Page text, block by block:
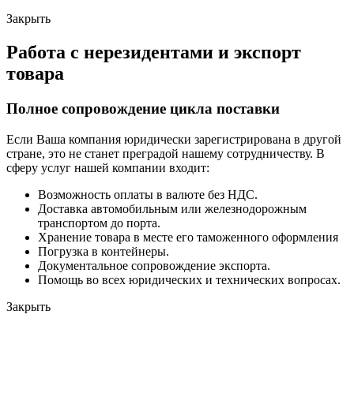
Закрыть
Работа с нерезидентами и экспорт
товара
Полное сопровождение цикла поставки
Если Ваша компания юридически зарегистрирована в другой
стране, это не станет преградой нашему сотрудничеству. В
сферу услуг нашей компании входит:
Возможность оплаты в валюте без НДС.
Доставка автомобильным или железнодорожным
транспортом до порта.
Хранение товара в месте его таможенного оформления
Погрузка в контейнеры.
Документальное сопровождение экспорта.
Помощь во всех юридических и технических вопросах.
Закрыть